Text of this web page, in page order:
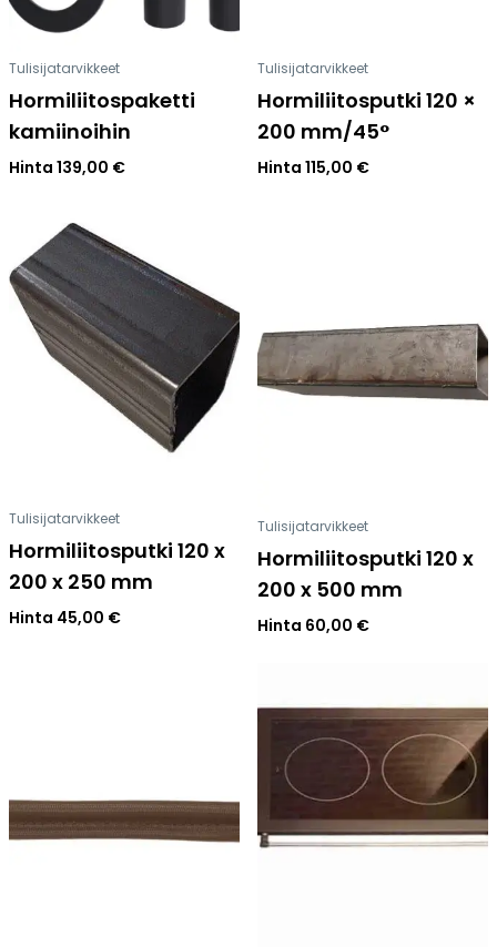
Tulisijatarvikkeet
Hormiliitospaketti
kamiinoihin
Hinta 139,00 €
Tulisijatarvikkeet
Hormiliitosputki 120 ×
200 mm/45°
Hinta 115,00 €
Tulisijatarvikkeet
Hormiliitosputki 120 x
200 x 250 mm
Hinta 45,00 €
Tulisijatarvikkeet
Hormiliitosputki 120 x
200 x 500 mm
Hinta 60,00 €